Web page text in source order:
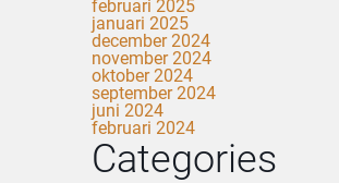
februari 2025
januari 2025
december 2024
november 2024
oktober 2024
september 2024
juni 2024
februari 2024
Categories